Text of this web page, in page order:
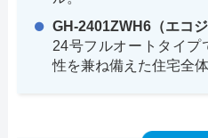
GH-2401ZWH6（エコジ
24号フルオートタイプ
性を兼ね備えた住宅全